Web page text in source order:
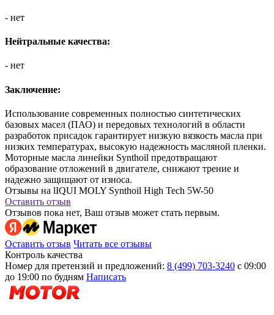
- нет
Нейтральные качества:
- нет
Заключение:
Использование современных полностью синтетических
базовых масел (ПАО) и передовых технологий в области
разработок присадок гарантирует низкую вязкость масла при
низких температурах, высокую надежность масляной пленки.
Моторные масла линейки Synthoil предотвращают
образование отложений в двигателе, снижают трение и
надежно защищают от износа.
Отзывы на lIQUI MOLY Synthoil High Tech 5W-50
Оставить отзыв
Отзывов пока нет, Ваш отзыв может стать первым.
Оставить отзыв Читать все отзывы
Контроль качества
Номер для претензий и предложений: 8 (499) 703-3240 с 09:00
до 19:00 по будням Написать